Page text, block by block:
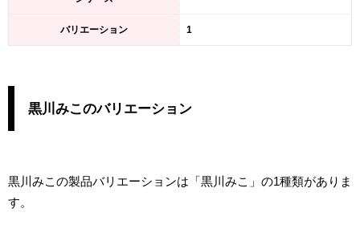
バリエーション 1
黒川みこのバリエーション
黒川みこの製品バリエーションは「黒川みこ」の1種類がありま
す。